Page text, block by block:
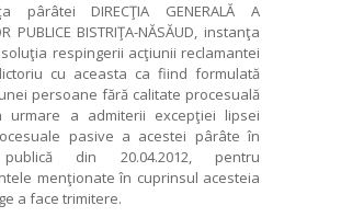
pârâtei DIRECŢIA GENERALĂ A
PUBLICE BISTRIŢA-NĂSĂUD, instanţa
respingerii acţiunii reclamantei
cu aceasta ca fiind formulată
persoane fără calitate procesuală
urmare a admiterii excepţiei lipsei
pasive a acestei pârâte în
din 20.04.2012, pentru
menţionate în cuprinsul acesteia
a face trimitere.